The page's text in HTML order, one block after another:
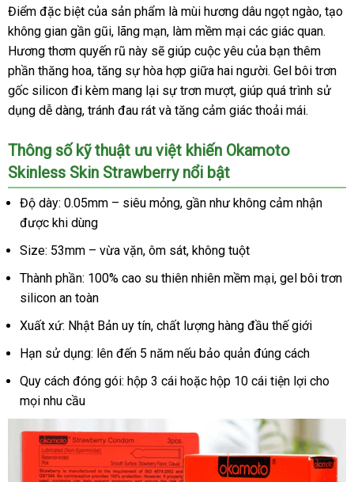
Điểm đặc biệt của sản phẩm là mùi hương dâu ngọt ngào, tạo
không gian gần gũi, lãng mạn, làm mềm mại các giác quan.
Hương thơm quyến rũ này sẽ giúp cuộc yêu của bạn thêm
phần thăng hoa, tăng sự hòa hợp giữa hai người. Gel bôi trơn
gốc silicon đi kèm mang lại sự trơn mượt, giúp quá trình sử
dụng dễ dàng, tránh đau rát và tăng cảm giác thoải mái.
Thông số kỹ thuật ưu việt khiến Okamoto
Skinless Skin Strawberry nổi bật
Độ dày: 0.05mm – siêu mỏng, gần như không cảm nhận
được khi dùng
Size: 53mm – vừa vặn, ôm sát, không tuột
Thành phần: 100% cao su thiên nhiên mềm mại, gel bôi trơn
silicon an toàn
Xuất xứ: Nhật Bản uy tín, chất lượng hàng đầu thế giới
Hạn sử dụng: lên đến 5 năm nếu bảo quản đúng cách
Quy cách đóng gói: hộp 3 cái hoặc hộp 10 cái tiện lợi cho
mọi nhu cầu